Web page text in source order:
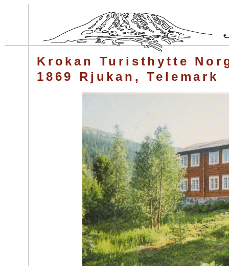
Krokan Turisthytte
1869 Rjukan, Telemark